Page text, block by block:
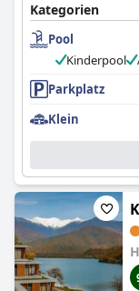
Kategorien
Pool
Kinderpool
Parkplatz
Klein